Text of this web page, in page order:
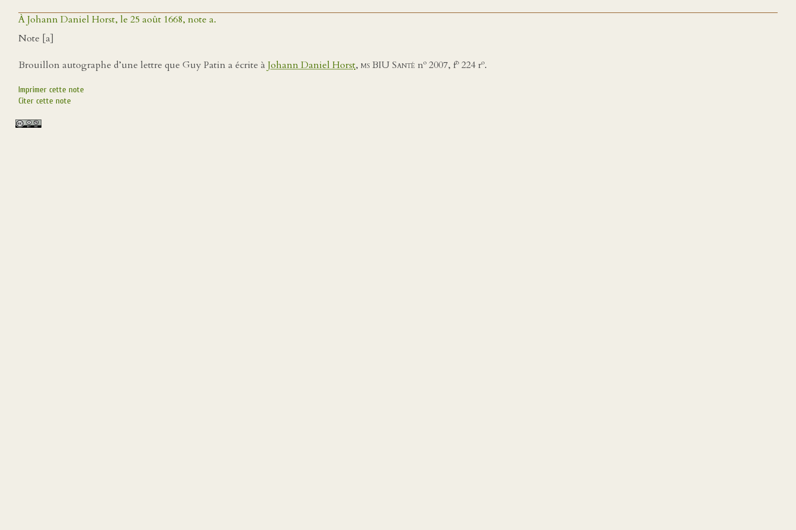
À Johann Daniel Horst, le 25 août 1668, note a.
Note [a]
Brouillon autographe d’une lettre que Guy Patin a écrite à Johann Daniel Horst, ms BIU Santé no 2007, fo 224 ro.
Imprimer cette note
Citer cette note